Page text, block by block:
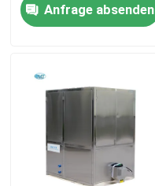
Produkte
VR-Show
Über uns
Werksbesichtigung
Anfrage absenden